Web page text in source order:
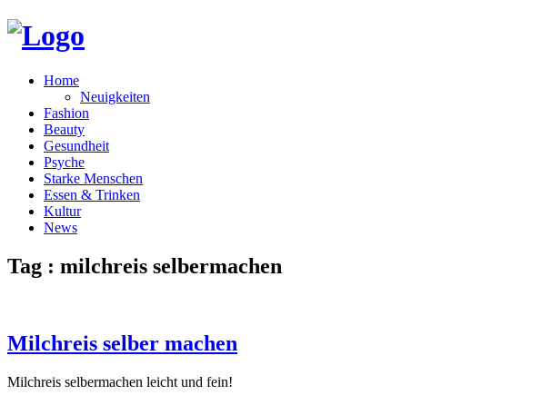
Home
Neuigkeiten
Fashion
Beauty
Gesundheit
Psyche
Starke Menschen
Essen & Trinken
Kultur
News
Tag : milchreis selbermachen
Milchreis selber machen
Milchreis selbermachen leicht und fein!